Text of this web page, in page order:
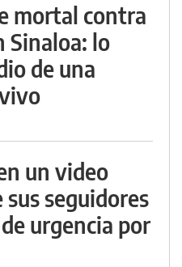
mortal contra
Sinaloa: lo
de una
un video
seguidores
urgencia por